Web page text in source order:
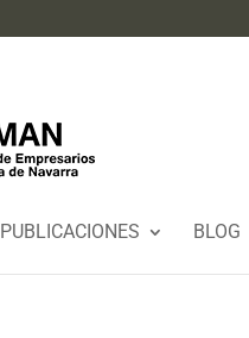
PUBLICACIONES BLOG